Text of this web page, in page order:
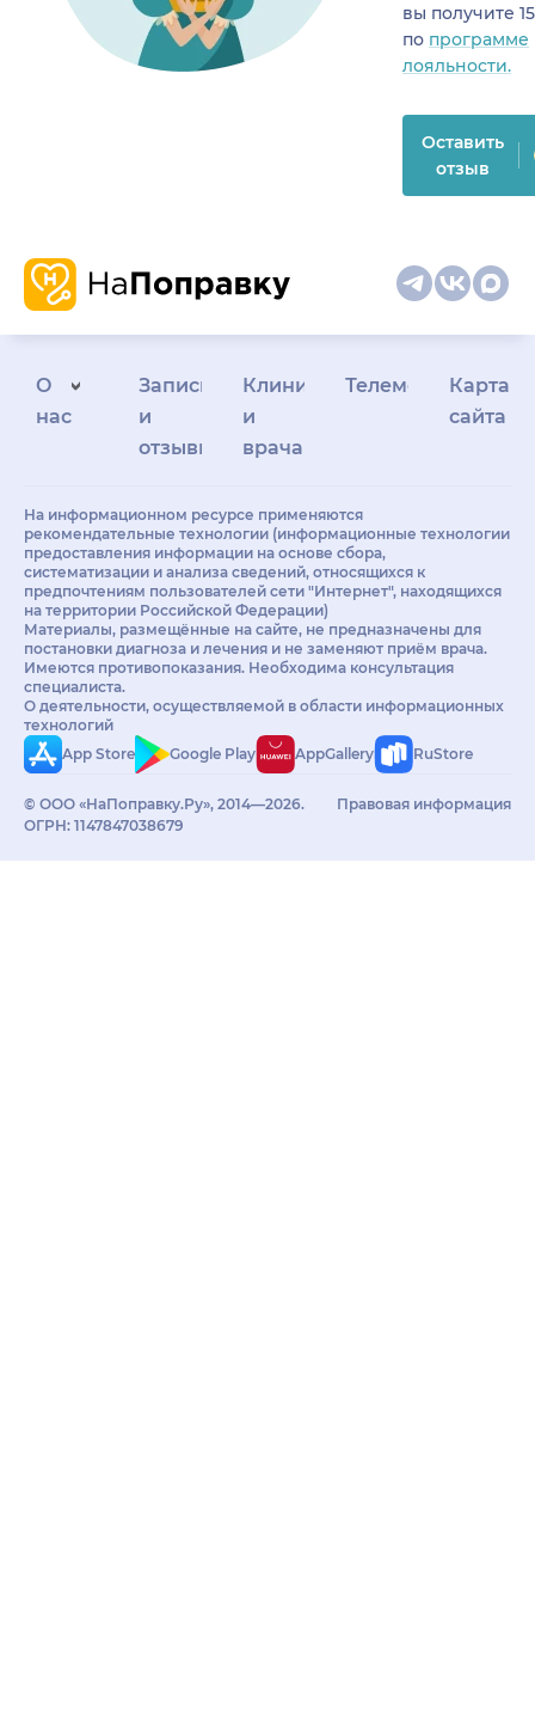
вы получите
по программе
лояльности.
Оставить
отзыв
О
нас
Запись
и
отзывы
Клиникам
и
врачам
Телемедицина
Карта
сайта
На информационном ресурсе применяются
рекомендательные технологии (информационные технологии
предоставления информации на основе сбора,
систематизации и анализа сведений, относящихся к
предпочтениям пользователей сети "Интернет", находящихся
на территории Российской Федерации)
Материалы, размещённые на сайте, не предназначены для
постановки диагноза и лечения и не заменяют приём врача.
Имеются противопоказания. Необходима консультация
специалиста.
О деятельности, осуществляемой в области информационных
технологий
App Store
Google Play AppGallery RuStore
© ООО «НаПоправку.Ру», 2014—2026.
ОГРН: 1147847038679
Правовая информация